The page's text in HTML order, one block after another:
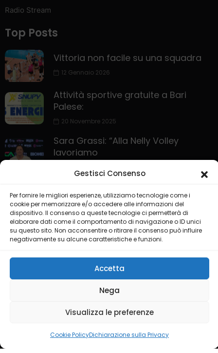
Gestisci Consenso
Per fornire le migliori esperienze, utilizziamo tecnologie come i
cookie per memorizzare e/o accedere alle informazioni del
dispositivo. Il consenso a queste tecnologie ci permetterà di
elaborare dati come il comportamento di navigazione o ID unici
su questo sito. Non acconsentire o ritirare il consenso può influire
negativamente su alcune caratteristiche e funzioni.
Accetta
Nega
Visualizza le preferenze
Cookie PolicyDichiarazione sulla Privacy
Radio Stream
Top Posts
Vittoria non facile su una squadra
12 Gennaio 2026
Attività sportive gratuite a Bari
Palese:
20 Novembre 2025
Sara Grassi: “Alla Nelly Volley
lavoriamo
HOME PRIVACY POLICY
COOKIE POLICY
LIVE CHANNEL
di Dimonte Francesco
Credit byIdeality Studios